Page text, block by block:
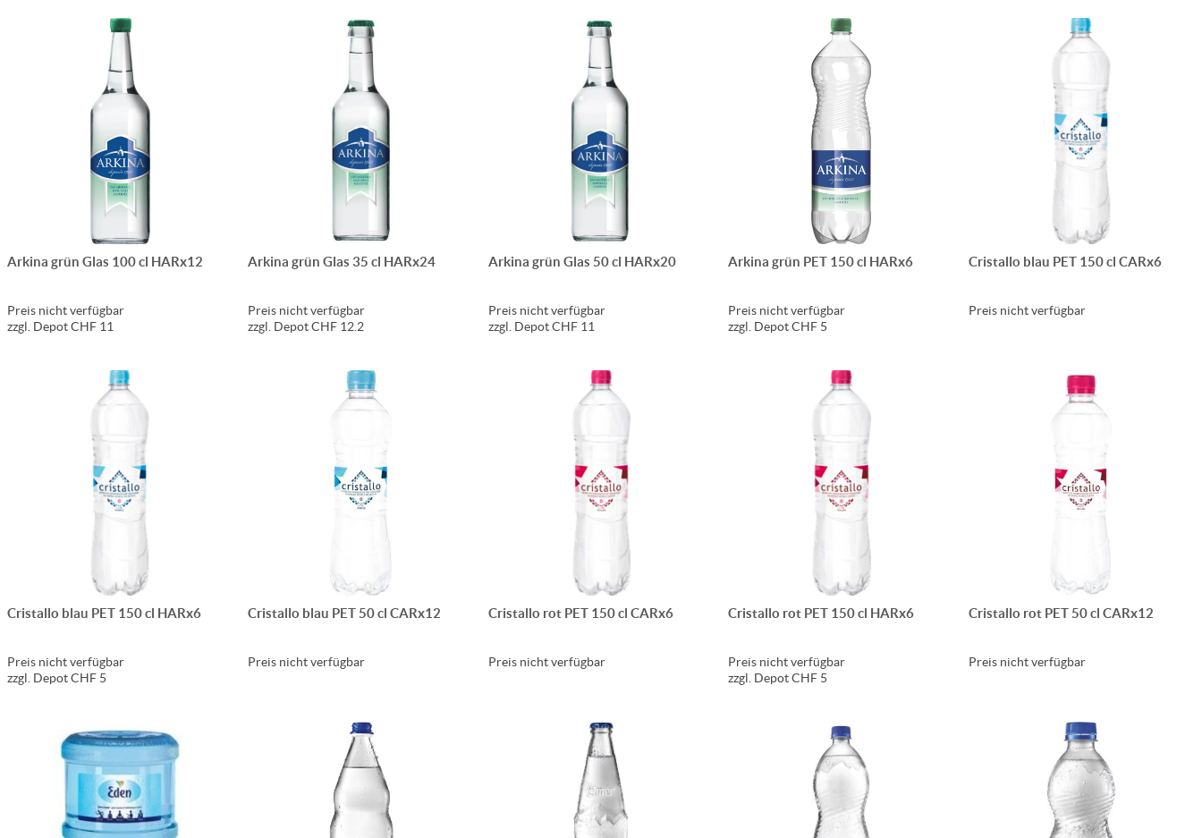
Arkina grün Glas 100 cl HARx12
Preis nicht verfügbar
zzgl. Depot CHF 11
Arkina grün Glas 35 cl HARx24
Preis nicht verfügbar
zzgl. Depot CHF 12.2
Arkina grün Glas 50 cl HARx20
Preis nicht verfügbar
zzgl. Depot CHF 11
Arkina grün PET 150 cl HARx6
Preis nicht verfügbar
zzgl. Depot CHF 5
Cristallo blau PET 150 cl CARx6
Preis nicht verfügbar
Cristallo blau PET 150 cl HARx6
Preis nicht verfügbar
zzgl. Depot CHF 5
Cristallo blau PET 50 cl CARx12
Preis nicht verfügbar
Cristallo rot PET 150 cl CARx6
Preis nicht verfügbar
Cristallo rot PET 150 cl HARx6
Preis nicht verfügbar
zzgl. Depot CHF 5
Cristallo rot PET 50 cl CARx12
Preis nicht verfügbar